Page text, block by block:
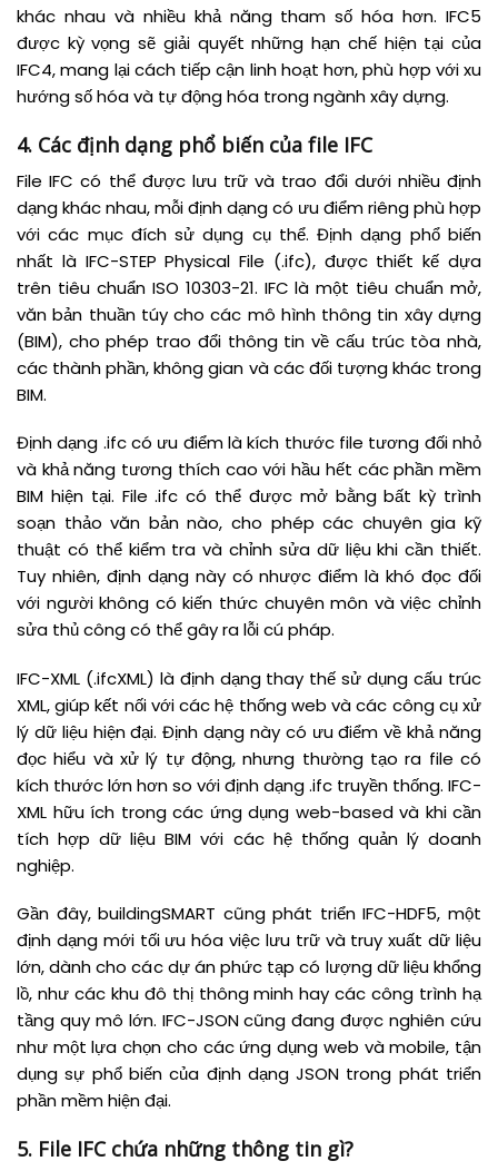
khác nhau và nhiều khả năng tham số hóa hơn. IFC5
được kỳ vọng sẽ giải quyết những hạn chế hiện tại của
IFC4, mang lại cách tiếp cận linh hoạt hơn, phù hợp với xu
hướng số hóa và tự động hóa trong ngành xây dựng.
4. Các định dạng phổ biến của file IFC
File IFC có thể được lưu trữ và trao đổi dưới nhiều định
dạng khác nhau, mỗi định dạng có ưu điểm riêng phù hợp
với các mục đích sử dụng cụ thể. Định dạng phổ biến
nhất là IFC-STEP Physical File (.ifc), được thiết kế dựa
trên tiêu chuẩn ISO 10303-21. IFC là một tiêu chuẩn mở,
văn bản thuần túy cho các mô hình thông tin xây dựng
(BIM), cho phép trao đổi thông tin về cấu trúc tòa nhà,
các thành phần, không gian và các đối tượng khác trong
BIM.
Định dạng .ifc có ưu điểm là kích thước file tương đối nhỏ
và khả năng tương thích cao với hầu hết các phần mềm
BIM hiện tại. File .ifc có thể được mở bằng bất kỳ trình
soạn thảo văn bản nào, cho phép các chuyên gia kỹ
thuật có thể kiểm tra và chỉnh sửa dữ liệu khi cần thiết.
Tuy nhiên, định dạng này có nhược điểm là khó đọc đối
với người không có kiến thức chuyên môn và việc chỉnh
sửa thủ công có thể gây ra lỗi cú pháp.
IFC-XML (.ifcXML) là định dạng thay thế sử dụng cấu trúc
XML, giúp kết nối với các hệ thống web và các công cụ xử
lý dữ liệu hiện đại. Định dạng này có ưu điểm về khả năng
đọc hiểu và xử lý tự động, nhưng thường tạo ra file có
kích thước lớn hơn so với định dạng .ifc truyền thống. IFC-
XML hữu ích trong các ứng dụng web-based và khi cần
tích hợp dữ liệu BIM với các hệ thống quản lý doanh
nghiệp.
Gần đây, buildingSMART cũng phát triển IFC-HDF5, một
định dạng mới tối ưu hóa việc lưu trữ và truy xuất dữ liệu
lớn, dành cho các dự án phức tạp có lượng dữ liệu khổng
lồ, như các khu đô thị thông minh hay các công trình hạ
tầng quy mô lớn. IFC-JSON cũng đang được nghiên cứu
như một lựa chọn cho các ứng dụng web và mobile, tận
dụng sự phổ biến của định dạng JSON trong phát triển
phần mềm hiện đại.
5. File IFC chứa những thông tin gì?